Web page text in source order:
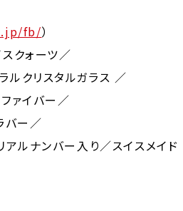
fb/）
クォーツ／
クリスタルガラス ／
ァイバー／
バー／
ナンバー入り／スイスメイド